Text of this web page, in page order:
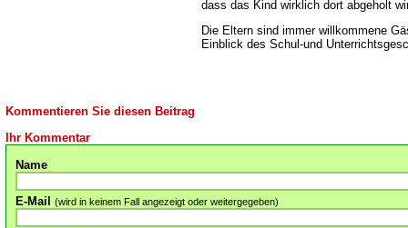
dass das Kind wirklich dort abgeholt
Die Eltern sind immer willkommene
Einblick des Schul-und
Kommentieren Sie diesen Beitrag
Ihr Kommentar
Name
E-Mail (wird in keinem Fall angezeigt oder weitergegeben)